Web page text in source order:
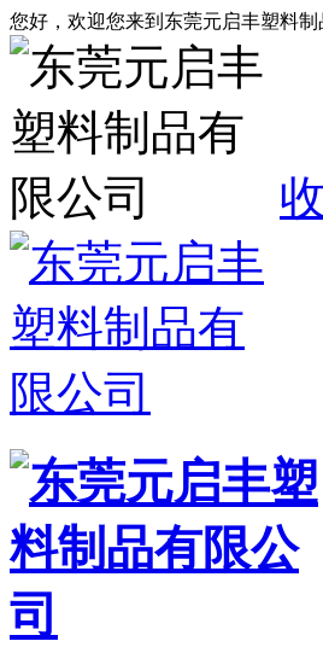
您好，欢迎您来到东莞元启丰塑料制